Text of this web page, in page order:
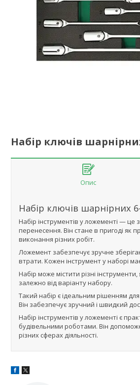
Набір ключів
Опис
Набір ключів шарнірних
Набір інструментів у ложементі — це
перенесення. Він стане в пригоді як
виконання різних робіт.
Ложемент забезпечує зручне
втрати. Кожен інструмент у наборі
Набір може містити різні
залежно від варіанту набору.
Такий набір є ідеальним рішенням
Він забезпечує зручний і швидкий
Набір інструментів у ложементі є
будівельними роботами. Він
різних сферах діяльності.